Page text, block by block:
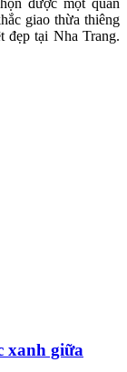
được một quán
giao thừa thiêng
đẹp tại Nha Trang.
xanh giữa